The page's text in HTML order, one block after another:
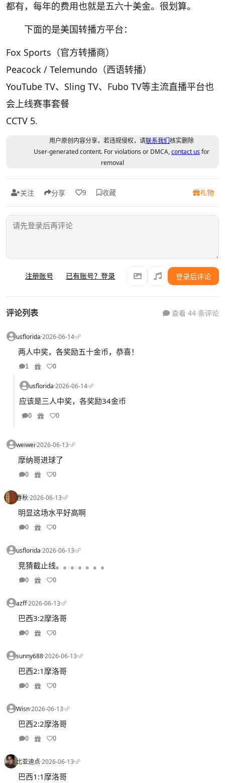
都有，每年的费用也就是五六十美金。很划算。
下面的是美国转播方平台：
Fox Sports（官方转播商）
Peacock / Telemundo（西语转播）
YouTube TV、Sling TV、Fubo TV等主流直播平台也
会上线赛事套餐
CCTV 5.
用户原创内容分享，若违规侵权，请联系我们核实删除
User-generated content. For violations or DMCA,contact usfor
removal
关注 分享 9 收藏 礼物
注册账号 已有账号？登录 登录后评论
评论列表 查看 44 条评论
usflorida·2026-06-14·
两人中奖，各奖励五十金币，恭喜！
1 0
usflorida·2026-06-14·
应该是三人中奖，各奖励34金币
0 0
weiwei·2026-06-13·
摩纳哥进球了
0 0
春秋·2026-06-13·
明显这场水平好高啊
0 0
usflorida·2026-06-13·
竞猜截止线。。。。。。。
0 0
azff·2026-06-13·
巴西3:2摩洛哥
0 0
sunny688·2026-06-13·
巴西2:1摩洛哥
0 0
Wisn·2026-06-13·
巴西2:2摩洛哥
0 0
比亚迪点·2026-06-13·
巴西1:1摩洛哥